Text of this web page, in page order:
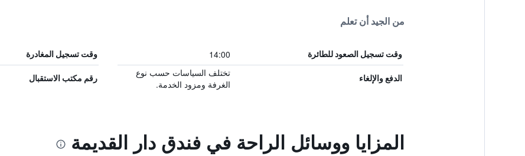
من الجيد أن تعلم
وقت تسجيل الصعود للطائرة 14:00 وقت تسجيل المغادرة
الدفع والإلغاء
تختلف السياسات حسب نوع
الغرفة ومزود الخدمة.
رقم مكتب الاستقبال
المزايا ووسائل الراحة في فندق دار القديمة